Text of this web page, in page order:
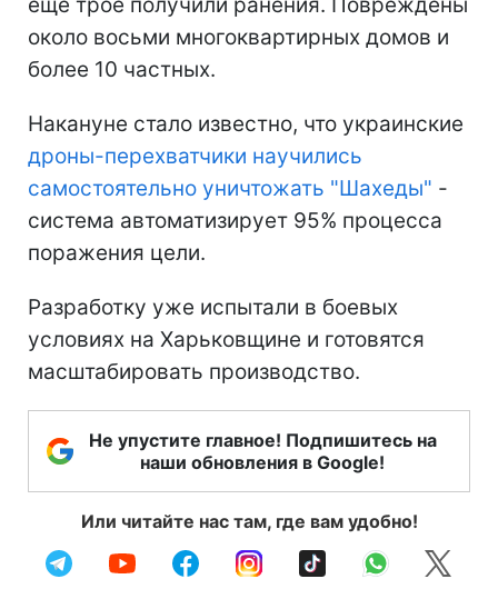
около восьми многоквартирных домов и
более 10 частных.
Накануне стало известно, что украинские
дроны-перехватчики научились
самостоятельно уничтожать "Шахеды" -
система автоматизирует 95% процесса
поражения цели.
Разработку уже испытали в боевых
условиях на Харьковщине и готовятся
масштабировать производство.
Не упустите главное! Подпишитесь на
наши обновления в Google!
Или читайте нас там, где вам удобно!